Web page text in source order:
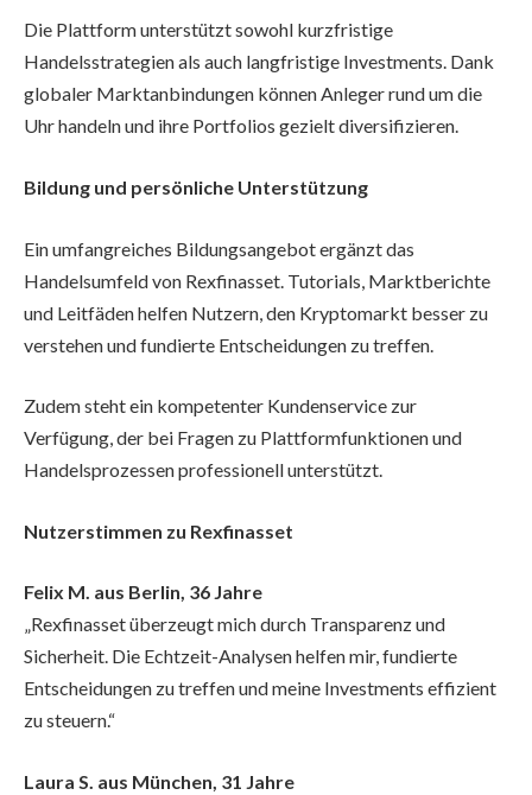
Die Plattform unterstützt sowohl kurzfristige
Handelsstrategien als auch langfristige Investments. Dank
globaler Marktanbindungen können Anleger rund um die
Uhr handeln und ihre Portfolios gezielt diversifizieren.
Bildung und persönliche Unterstützung
Ein umfangreiches Bildungsangebot ergänzt das
Handelsumfeld von Rexfinasset. Tutorials, Marktberichte
und Leitfäden helfen Nutzern, den Kryptomarkt besser zu
verstehen und fundierte Entscheidungen zu treffen.
Zudem steht ein kompetenter Kundenservice zur
Verfügung, der bei Fragen zu Plattformfunktionen und
Handelsprozessen professionell unterstützt.
Nutzerstimmen zu Rexfinasset
Felix M. aus Berlin, 36 Jahre
„Rexfinasset überzeugt mich durch Transparenz und
Sicherheit. Die Echtzeit-Analysen helfen mir, fundierte
Entscheidungen zu treffen und meine Investments effizient
zu steuern.“
Laura S. aus München, 31 Jahre